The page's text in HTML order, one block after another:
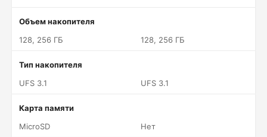
Объем накопителя
128, 256 ГБ
128, 256 ГБ
Тип накопителя
UFS 3.1
UFS 3.1
Карта памяти
MicroSD
Нет